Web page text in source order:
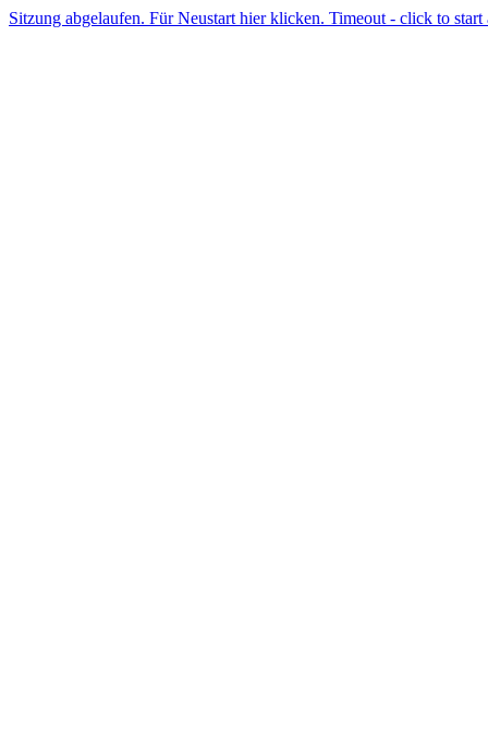
Sitzung abgelaufen. Für Neustart hier klicken. Timeout - click to start